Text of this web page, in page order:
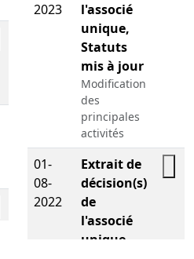
Télécharger le PDF
Télécharger le PDF
Télécharger le PDF
2023
l'associé
unique,
Statuts
mis à jour
Modification
des
principales
activités
01-
08-
2022
Extrait de
décision(s)
de
l'associé
unique